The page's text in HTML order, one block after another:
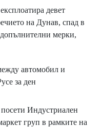
девет
на Дунав, спад в
мерки,
автомобил и
за ден
Индустриален
груп в рамките на